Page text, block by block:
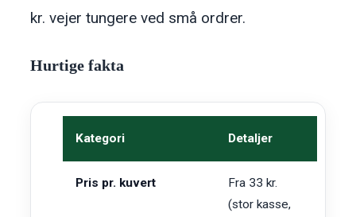
kr. vejer tungere ved små ordrer.
Hurtige fakta
Kategori Detaljer
Pris pr. kuvert
Fra 33 kr.
(stor kasse,